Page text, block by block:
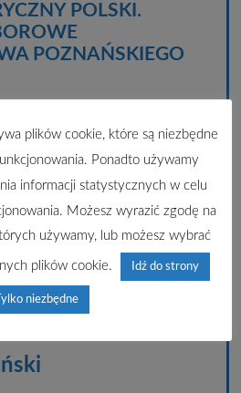
POLSKI.
POZNAŃSKIEGO
- rejestry
plików cookie, które są niezbędne
Ponadto używamy
informacji statystycznych w celu
Możesz wyrazić zgodę na
używamy, lub możesz wybrać
plików cookie. Idź do strony
Tylko niezbędne